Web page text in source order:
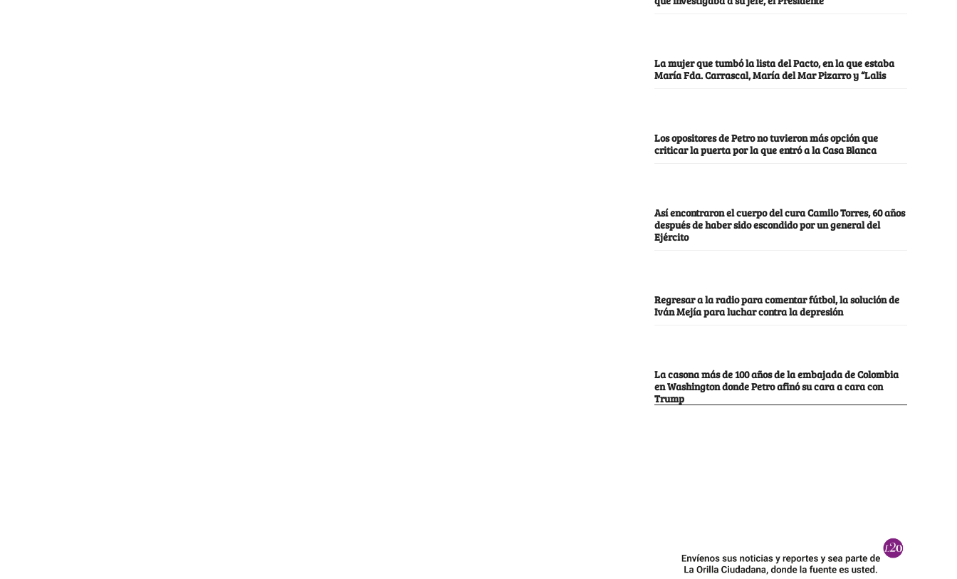
La mujer que tumbó la lista del Pacto, en la que estaba
María Fda. Carrascal, María del Mar Pizarro y “Lalis
Los opositores de Petro no tuvieron más opción que
criticar la puerta por la que entró a la Casa Blanca
Así encontraron el cuerpo del cura Camilo Torres, 60 años
después de haber sido escondido por un general del
Ejército
Regresar a la radio para comentar fútbol, la solución de
Iván Mejía para luchar contra la depresión
La casona más de 100 años de la embajada de Colombia
en Washington donde Petro afinó su cara a cara con
Trump